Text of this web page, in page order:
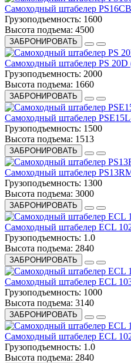
Самоходный штабелер PS16CB
Грузоподъемность: 1600
Высота подъема: 4500
ЗАБРОНИРОВАТЬ
Самоходный штабелер PS 20D
Грузоподъемность: 2000
Высота подъема: 1660
ЗАБРОНИРОВАТЬ
Самоходный штабелер
Грузоподъемность: 1500
Высота подъема: 1513
ЗАБРОНИРОВАТЬ
Самоходный штабелер
Грузоподъемность: 1300
Высота подъема: 3000
ЗАБРОНИРОВАТЬ
Самоходный штабелер ECL
Грузоподъемность: 1.0
Высота подъема: 2840
ЗАБРОНИРОВАТЬ
Самоходный штабелер ECL
Грузоподъемность: 1000
Высота подъема: 3140
ЗАБРОНИРОВАТЬ
Самоходный штабелер ECL
Грузоподъемность: 1.0
Высота подъема: 2840